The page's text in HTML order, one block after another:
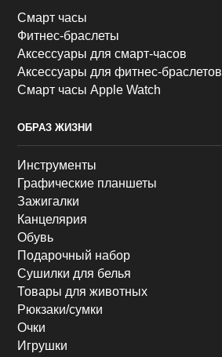
Смарт часы
Фитнес-браслеты
Аксессуары для смарт-часов
Аксессуары для фитнес-браслетов
Смарт часы Apple Watch
ОБРАЗ ЖИЗНИ
Инструменты
Графические планшеты
Зажигалки
Канцелярия
Обувь
Подарочный набор
Сушилки для белья
Товары для животных
Рюкзаки/сумки
Очки
Игрушки